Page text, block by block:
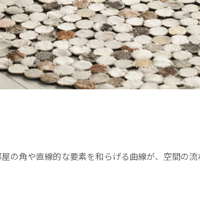
角や直線的な要素を和らげる曲線が、空間の流